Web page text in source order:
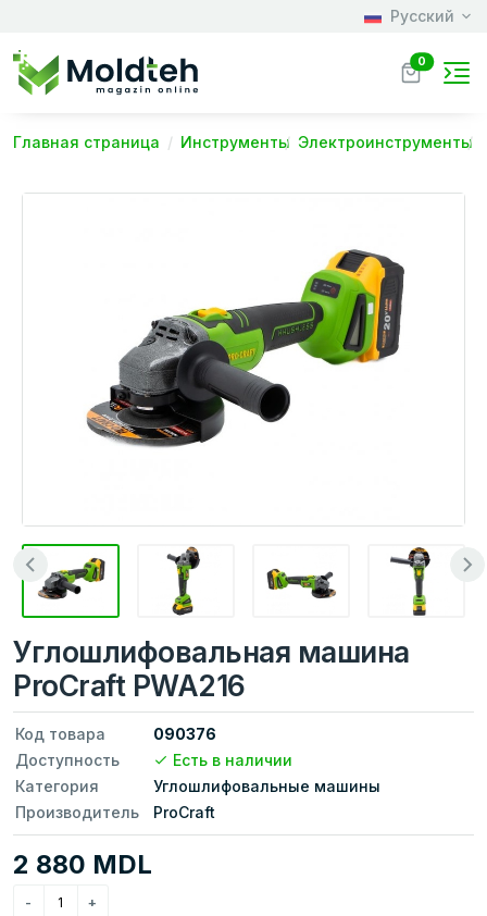
Русский
0
Главная страница Инструменты Электроинструменты
Углошлифовальная машина
ProCraft PWA216
Код товара
090376
Доступность
Есть в наличии
Категория
Углошлифовальные машины
Производитель
ProCraft
2 880 MDL